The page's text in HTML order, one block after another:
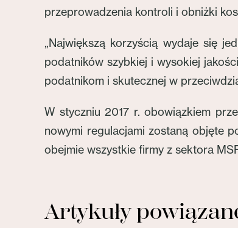
przeprowadzenia kontroli i obniżki
„Największą korzyścią wydaje się
podatników szybkiej i wysokiej
podatnikom i skutecznej w
W styczniu 2017 r. obowiązkiem
nowymi regulacjami zostaną objęte
obejmie wszystkie firmy z sektora
Artykuły